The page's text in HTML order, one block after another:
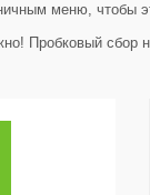
меню, чтобы
Пробковый сбор